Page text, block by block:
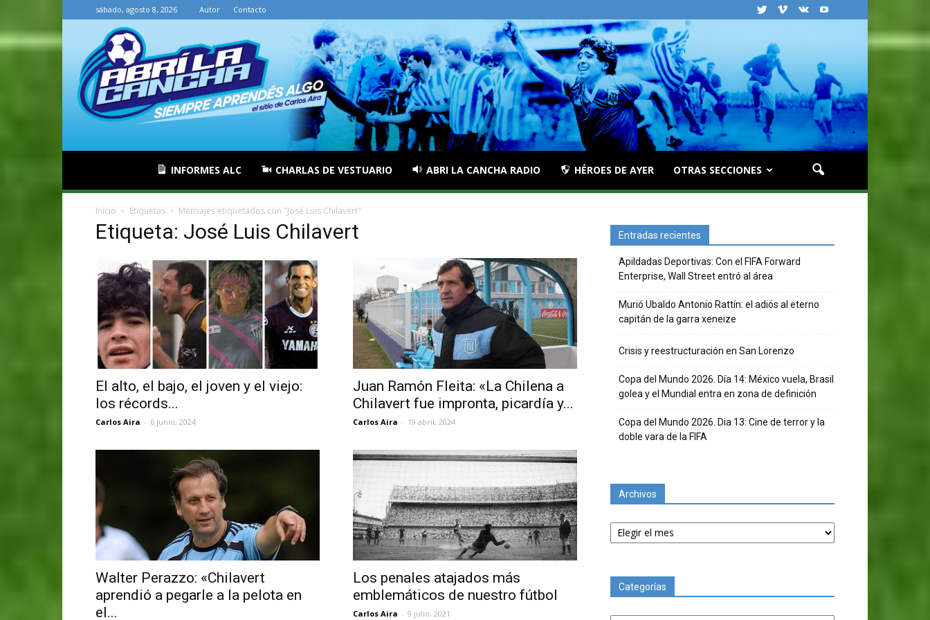
sábado, agosto 8, 2026 Autor Contacto
INFORMES ALC CHARLAS DE VESTUARIO ABRI LA CANCHA RADIO HÉROES DE AYER OTRAS SECCIONES
Inicio Etiquetas Mensajes etiquetados con "José Luis Chilavert"
Etiqueta: José Luis Chilavert
El alto, el bajo, el joven y el viejo:
los récords...
Carlos Aira - 6 junio, 2024
Juan Ramón Fleita: «La Chilena a
Chilavert fue impronta, picardía y...
Carlos Aira - 19 abril, 2024
Walter Perazzo: «Chilavert
aprendió a pegarle a la pelota en
el...
Los penales atajados más
emblemáticos de nuestro fútbol
Carlos Aira - 9 julio, 2021
Entradas recientes
Apildadas Deportivas: Con el FIFA Forward
Enterprise, Wall Street entró al área
Murió Ubaldo Antonio Rattín: el adiós al eterno
capitán de la garra xeneize
Crisis y reestructuración en San Lorenzo
Copa del Mundo 2026. Día 14: México vuela, Brasil
golea y el Mundial entra en zona de definición
Copa del Mundo 2026. Dia 13: Cine de terror y la
doble vara de la FIFA
Archivos
Archivos
Categorías
Categorías